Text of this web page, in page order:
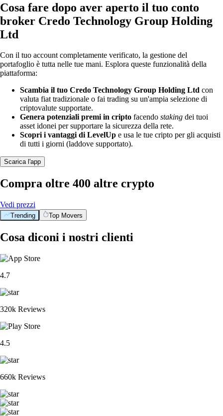
Cosa fare dopo aver aperto il tuo conto
broker Credo Technology Group Holding
Ltd
Con il tuo account completamente verificato, la gestione del
portafoglio è tutta nelle tue mani. Esplora queste funzionalità della
piattaforma:
Scambia il tuo Credo Technology Group Holding Ltd con
valuta fiat tradizionale o fai trading su un'ampia selezione di
criptovalute supportate.
Genera potenziali premi in cripto facendo staking dei tuoi
asset idonei per supportare la sicurezza della rete.
Scopri i vantaggi di LevelUp e usa le tue cripto per gli acquisti
di tutti i giorni (laddove supportato).
Scarica l'app
Compra oltre 400 altre crypto
Vedi prezzi
Trending Top Movers
Cosa diconi i nostri clienti
4.7
320k Reviews
4.5
660k Reviews